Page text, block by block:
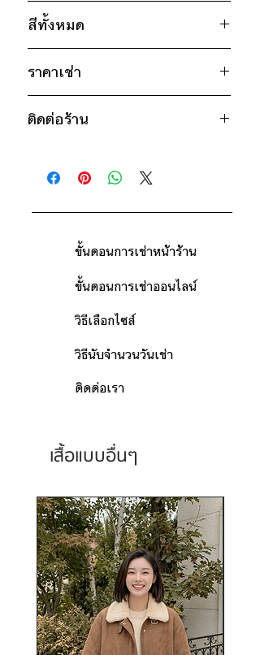
ไซส์ : M
อก 50" / เอว 50" / สะโพก 50" /
ไหล่กว้าง 20" / วงแขน 24" / ยาว
31"
สีทั้งหมด
ดำ
ราคาเช่า
วันคืน)
ติดต่อร้านเพื่อสอบถามราคา
ติดต่อร้าน
ดูแผนที่ร้าน
ขั้นตอนการเช่าหน้าร้าน
ขั้นตอนการเช่าออนไลน์
วิธีเลือกไซส์
วิธีนับจำนวนวันเช่า
ติดต่อเรา
เสื้อแบบอื่นๆ